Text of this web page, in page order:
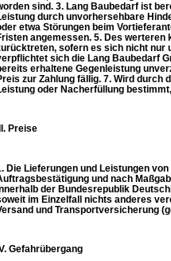
sind. 3. Lang Baubedarf ist
durch unvorhersehbare
etwa Störungen beim
angemessen. 5. Des werteren
sofern es sich nicht nur
sich die Lang Baubedarf
erhaltene Gegenleistung
zur Zahlung fällig. 7. Wird durch
oder Nacherfüllung
Preise
Die Lieferungen und Leistungen
und nach
der Bundesrepublik
im Einzelfall nichts anderes
und Transportversicherung
Gefahrübergang